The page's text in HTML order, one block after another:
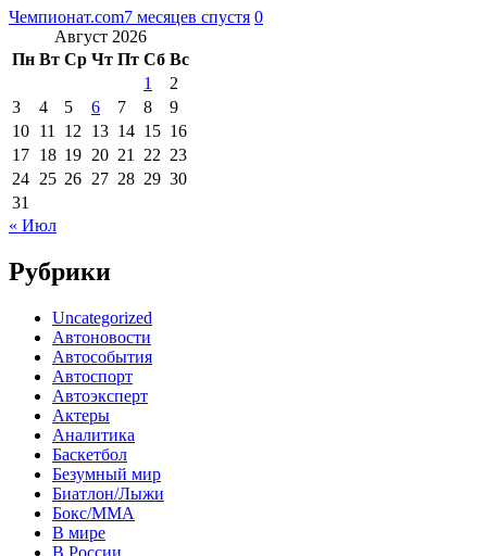
Чемпионат.com7 месяцев спустя 0
Август 2026
Пн Вт Ср Чт Пт Сб Вс
1
2
3
4 5 6 7 8
9
10 11 12 13 14 15 16
17 18 19 20 21 22 23
24 25 26 27 28 29 30
31
« Июл
Рубрики
Uncategorized
Автоновости
Автособытия
Автоспорт
Автоэксперт
Актеры
Аналитика
Баскетбол
Безумный мир
Биатлон/Лыжи
Бокс/MMA
В мире
В России